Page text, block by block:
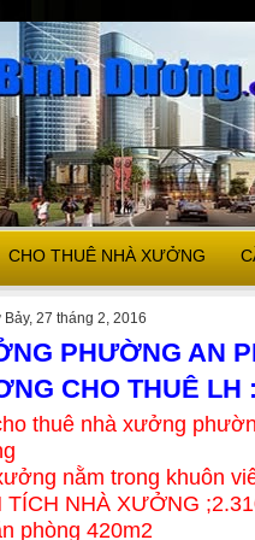
CHO THUÊ NHÀ XƯỞNG
Bảy, 27 tháng 2, 2016
PHƯỜNG AN
CHO THUÊ LH
thuê nhà xưởng
nằm trong khuôn
TÍCH NHÀ XƯỞNG
phòng 420m2